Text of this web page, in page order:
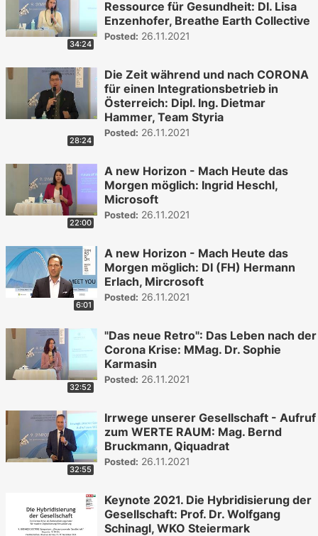
34:24
Ressource für Gesundheit: DI. Lisa
Enzenhofer, Breathe Earth Collective
Posted: 26.11.2021
28:24
Die Zeit während und nach CORONA
für einen Integrationsbetrieb in
Österreich: Dipl. Ing. Dietmar
Hammer, Team Styria
Posted: 26.11.2021
22:00
A new Horizon - Mach Heute das
Morgen möglich: Ingrid Heschl,
Microsoft
Posted: 26.11.2021
6:01
A new Horizon - Mach Heute das
Morgen möglich: DI (FH) Hermann
Erlach, Mircrosoft
Posted: 26.11.2021
32:52
"Das neue Retro": Das Leben nach der
Corona Krise: MMag. Dr. Sophie
Karmasin
Posted: 26.11.2021
32:55
Irrwege unserer Gesellschaft - Aufruf
zum WERTE RAUM: Mag. Bernd
Bruckmann, Qiquadrat
Posted: 26.11.2021
Keynote 2021. Die Hybridisierung der
Gesellschaft: Prof. Dr. Wolfgang
Schinagl, WKO Steiermark